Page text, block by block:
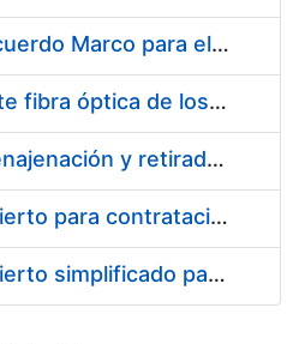
Suscripción de Acuerdo Marco para el Suministro de Repuestos Específicos de Maquinaria
Conexión mediante fibra óptica de los centros de proceso de datos (CPD's) de las sedes de la FNMT-RCM de Burgos y Madrid
Contratación de enajenación y retirada de recortes sobrantes y desperdicios de papel impreso y no impreso durante el año 2022
Procedimiento abierto para contratación de diversas pólizas de aseguramiento para la FNMT-RCM
Procedimiento abierto simplificado para contratación de otras pólizas de aseguramiento para la FNMT-RCM